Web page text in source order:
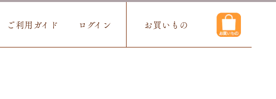
ご利用ガイド ログイン お買いもの